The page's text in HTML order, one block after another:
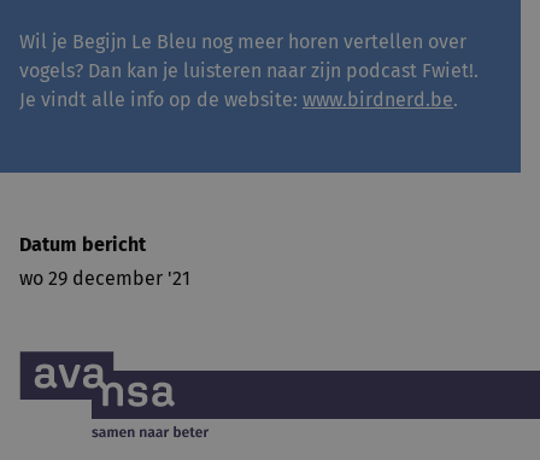
Wil je Begijn Le Bleu nog meer horen vertellen over
vogels? Dan kan je luisteren naar zijn podcast Fwiet!.
Je vindt alle info op de website: www.birdnerd.be.
Datum bericht
wo 29 december '21